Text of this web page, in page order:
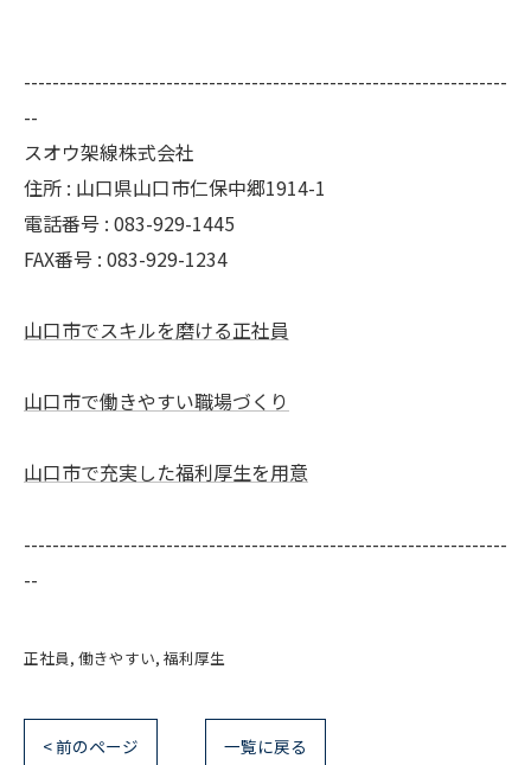
--------------------------------------------------------------------
--
スオウ架線株式会社
住所 : 山口県山口市仁保中郷1914-1
電話番号 : 083-929-1445
FAX番号 : 083-929-1234
山口市でスキルを磨ける正社員
山口市で働きやすい職場づくり
山口市で充実した福利厚生を用意
--------------------------------------------------------------------
--
正社員 働きやすい 福利厚生
< 前のページ 一覧に戻る